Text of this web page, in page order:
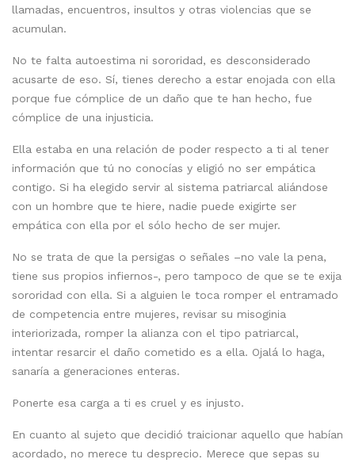
llamadas, encuentros, insultos y otras violencias que se
acumulan.
No te falta autoestima ni sororidad, es desconsiderado
acusarte de eso. Sí, tienes derecho a estar enojada con ella
porque fue cómplice de un daño que te han hecho, fue
cómplice de una injusticia.
Ella estaba en una relación de poder respecto a ti al tener
información que tú no conocías y eligió no ser empática
contigo. Si ha elegido servir al sistema patriarcal aliándose
con un hombre que te hiere, nadie puede exigirte ser
empática con ella por el sólo hecho de ser mujer.
No se trata de que la persigas o señales –no vale la pena,
tiene sus propios infiernos-, pero tampoco de que se te exija
sororidad con ella. Si a alguien le toca romper el entramado
de competencia entre mujeres, revisar su misoginia
interiorizada, romper la alianza con el tipo patriarcal,
intentar resarcir el daño cometido es a ella. Ojalá lo haga,
sanaría a generaciones enteras.
Ponerte esa carga a ti es cruel y es injusto.
En cuanto al sujeto que decidió traicionar aquello que habían
acordado, no merece tu desprecio. Merece que sepas su